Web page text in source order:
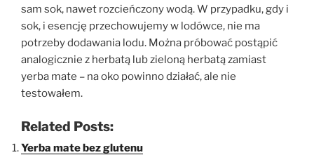
sam sok, nawet rozcieńczony wodą. W przypadku, gdy i
sok, i esencję przechowujemy w lodówce, nie ma
potrzeby dodawania lodu. Można próbować postąpić
analogicznie z herbatą lub zieloną herbatą zamiast
yerba mate – na oko powinno działać, ale nie
testowałem.
Related Posts:
Yerba mate bez glutenu